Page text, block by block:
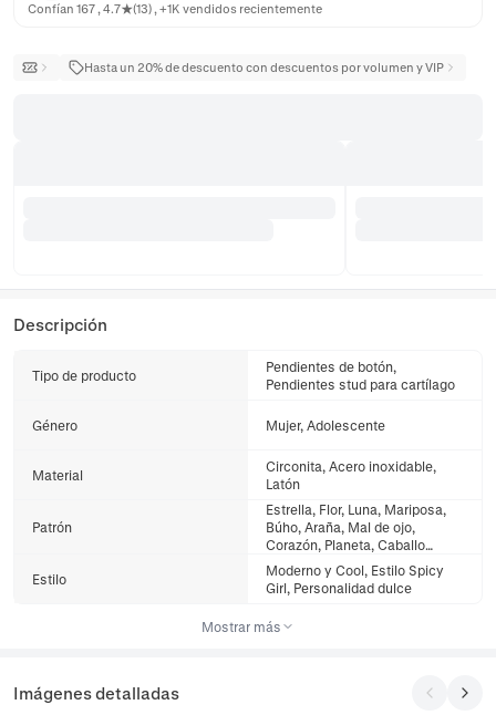
Confían 167 , 4.7★(13) , +1K vendidos recientemente
Hasta un 20% de descuento con descuentos por volumen y VIP
Descripción
Tipo de producto
Pendientes de botón,
Pendientes stud para cartílago
Género Mujer, Adolescente
Material
Circonita, Acero inoxidable,
Latón
Patrón
Estrella, Flor, Luna, Mariposa,
Búho, Araña, Mal de ojo,
Corazón, Planeta, Caballo
Balancín
Estilo
Moderno y Cool, Estilo Spicy
Girl, Personalidad dulce
Mostrar más
Imágenes detalladas